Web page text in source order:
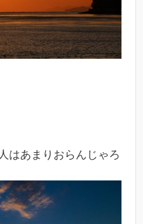
はあまりおらんじゃろ